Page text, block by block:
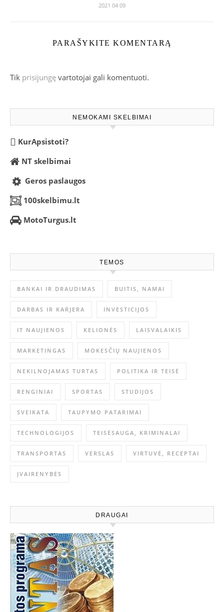
2021 04 09
PARAŠYKITE KOMENTARĄ
Tik prisijungę vartotojai gali komentuoti.
NEMOKAMI SKELBIMAI
KurApsistoti?
NT skelbimai
Geros paslaugos
100skelbimu.lt
MotoTurgus.lt
TEMOS
BANKAI IR DRAUDIMAS BUITIS, NAMAI
DARBAS IR KARJERA INVESTICIJOS
IT NAUJIENOS KELIONĖS LAISVALAIKIS
MARKETINGAS MOKESČIŲ NAUJIENOS
NEKILNOJAMAS TURTAS POLITIKA IR TEISĖ
RENGINIAI SPORTAS STUDIJOS
SVEIKATA TAUPYMO PATARIMAI
TECHNOLOGIJOS TEISĖSAUGA, KRIMINALAI
TRANSPORTAS VERSLAS VIRTUVĖ, RECEPTAI
ĮVAIRENYBĖS
DRAUGAI